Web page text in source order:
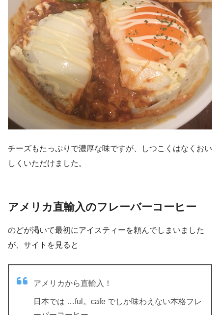
チーズもたっぷりで濃厚な味ですが、しつこくはなくおい
しくいただけました。
アメリカ直輸入のフレーバーコーヒー
のどが渇いて最初にアイスティーを頼んでしまいました
が、サイトを見ると
アメリカから直輸入！
日本では …ful。cafe でしか味わえない本格フレ